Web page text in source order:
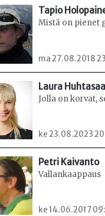
Tapio
Mistä on pienet
ma 27.08.2018
Laura
Jolla on korvat,
ke 23.08.2023
Petri Kaivanto
Vallankaappaus
ke 14.06.2017